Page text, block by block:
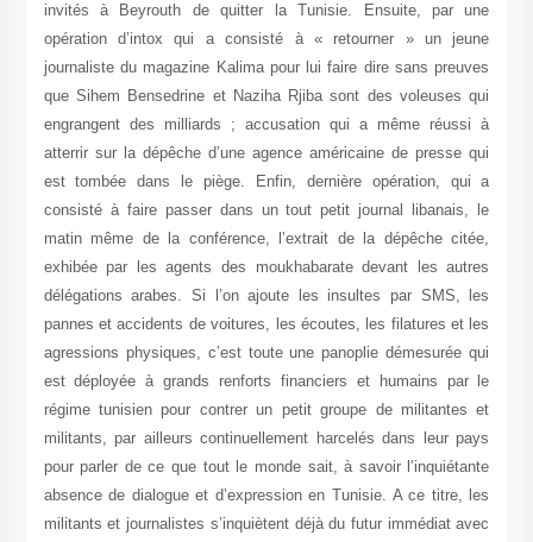
invités à Beyrouth de quitter la Tunisie. Ensuite, par une
opération d’intox qui a consisté à « retourner » un jeune
journaliste du magazine Kalima pour lui faire dire sans preuves
que Sihem Bensedrine et Naziha Rjiba sont des voleuses qui
engrangent des milliards ; accusation qui a même réussi à
atterrir sur la dépêche d’une agence américaine de presse qui
est tombée dans le piège. Enfin, dernière opération, qui a
consisté à faire passer dans un tout petit journal libanais, le
matin même de la conférence, l’extrait de la dépêche citée,
exhibée par les agents des moukhabarate devant les autres
délégations arabes. Si l’on ajoute les insultes par SMS, les
pannes et accidents de voitures, les écoutes, les filatures et les
agressions physiques, c’est toute une panoplie démesurée qui
est déployée à grands renforts financiers et humains par le
régime tunisien pour contrer un petit groupe de militantes et
militants, par ailleurs continuellement harcelés dans leur pays
pour parler de ce que tout le monde sait, à savoir l’inquiétante
absence de dialogue et d’expression en Tunisie. A ce titre, les
militants et journalistes s’inquiètent déjà du futur immédiat avec